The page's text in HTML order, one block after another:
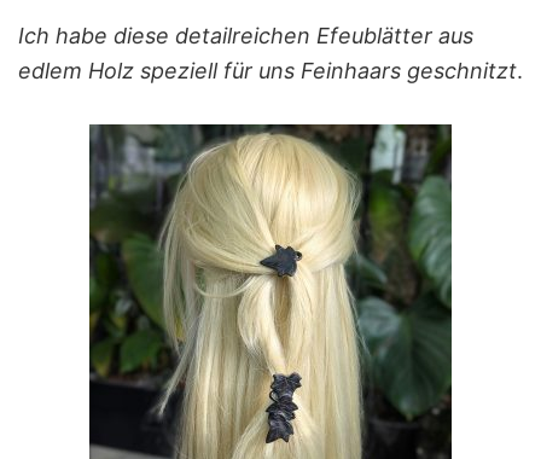
Ich habe diese detailreichen Efeublätter aus
edlem Holz speziell für uns Feinhaars geschnitzt.